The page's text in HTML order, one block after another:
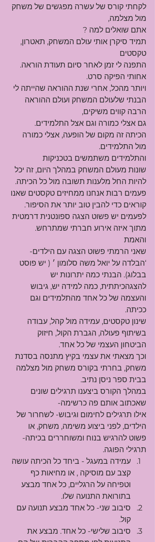
לקחתי קורס של עשרה מפגשים של משחק
מול מצלמה,
אתם שואלים למה ?
תמיד סיקרן אותי עולם המשחק, תאטרון,
טקסטים
התפנה לי זמן לאחר סיום תעודת הוראה.
אחותי הפיקה סרט.
ויותר מהכל, אחרי שנת ההוראה שהייתה לי
הבנתי שלעולם המשחק ועולם ההוראה
הרבה קווים משיקים,
גם אצלי כמורה וגם אצל התלמידים.
הכיתה זה מקום של הופעה, אצלי כמורה
מול התלמידים.
והתלמידים משתמשים בטכניקות
שונות מעולם המשחק במהלך היום, זה יכל
להיות החל מלענות תשובה מול כל הכיתה.
פעמים רבות אנחנו ממחיזים טקסטים שאנו
קוראים כדי להבין טוב יותר את הסיפור.
לפעמים יש פשוט הצגה ספונטנית דרמטית
מתוך איזה אירוע חברתי שמתרחש.
והאמת
שאני הרמתי פשוט הצגה עם הילדים-
‘הבלדה על יואל משה סלומון ׳ ( יש פוסט
בבלוג). הבנתי כמה יתרונות יש
להצגהכיתתית, כמה למידה יש, גיבוש
והעצמה של כל אחד מהתלמידים וגם
ככיתה.
שינון טקסטים, עמידה מול קהל, עבודה
בשיתוף פעולה, הגברת הקול, חיזוק
הביטחון העצמי של כל אחד.
וכך מצאתי את עצמי בקיץ מתנסה בסדנת
משחק, בחרתי בקורס משחק מול מצלמה
בבית ספר ניסן נתיב.
במהלך הקורס ביצענו תרגילים שונים
שאכתוב אותם פה כרשימה-
אילו תרגילים לחימום וגיבוש- לשחרור של
הילדים, לפני ביצוע משימה, משחק, או
פשוט להרגיש בנוח ומשוחררים בכיתה-
תרגילי הפוגה.
עמידה במעגל - ביחד כל הכיתה עושה
קצב עם מוסיקה , או מחיאות כף
וטפיחה על הרגליים, כל אחד מבצע
בתורואת התנועה שלו.
סיבוב שני- כל אחד מבצע תנועה עם
קול.
סיבוב שלישי- כל אחד. מבצע את